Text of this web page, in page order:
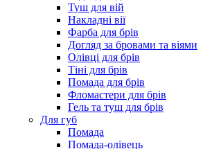
Туш для вій
Накладні вії
Фарба для брів
Догляд за бровами та віями
Олівці для брів
Тіні для брів
Помада для брів
Фломастери для брів
Гель та туш для брів
Для губ
Помада
Помада-олівець